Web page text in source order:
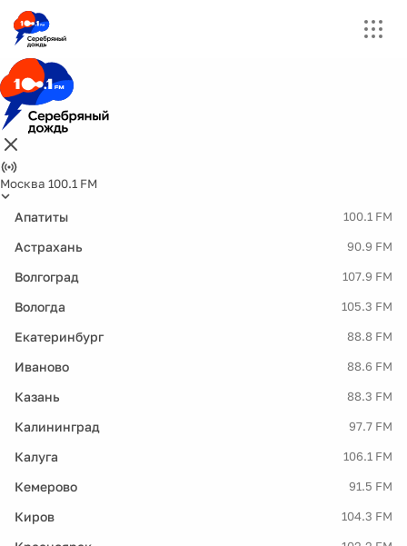
Москва 100.1 FM
Апатиты 100.1 FM
Астрахань 90.9 FM
Волгоград 107.9 FM
Вологда 105.3 FM
Екатеринбург 88.8 FM
Иваново 88.6 FM
Казань 88.3 FM
Калининград 97.7 FM
Калуга 106.1 FM
Кемерово 91.5 FM
Киров 104.3 FM